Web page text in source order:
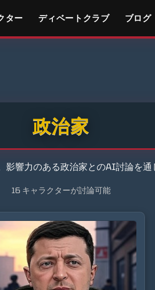
ター ディベートクラブ ブログ
政治家
響力のある政治家とのAI討論を通
16 キャラクターが討論可能